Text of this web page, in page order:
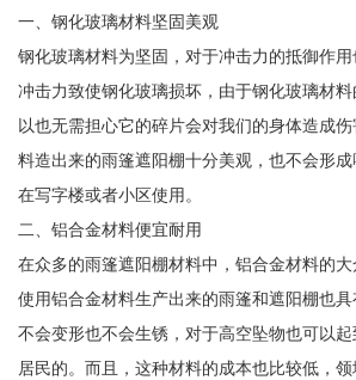
一、钢化玻璃材料坚固美观
钢化玻璃材料为坚固，对于冲击力的抵御作
冲击力致使钢化玻璃损坏，由于钢化玻璃材
以也无需担心它的碎片会对我们的身体造成
料造出来的雨篷遮阳棚十分美观，也不会形
在写字楼或者小区使用。
二、铝合金材料便宜耐用
在众多的雨篷遮阳棚材料中，铝合金材料的大
使用铝合金材料生产出来的雨篷和遮阳棚也
不会变形也不会生锈，对于高空坠物也可以
居民的。而且，这种材料的成本也比较低，